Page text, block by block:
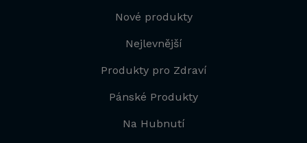
Nové produkty
Nejlevnější
Produkty pro Zdraví
Pánské Produkty
Na Hubnutí